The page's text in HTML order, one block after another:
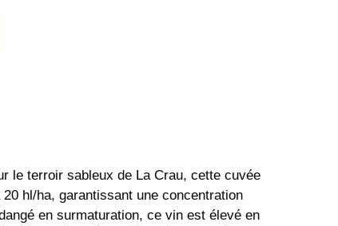
le terroir sableux de La Crau, cette cuvée
hl/ha, garantissant une concentration
en surmaturation, ce vin est élevé en